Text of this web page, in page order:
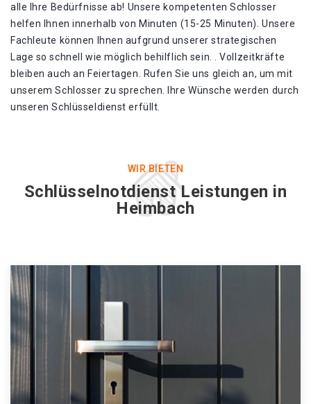
alle Ihre Bedürfnisse ab! Unsere kompetenten Schlosser
helfen Ihnen innerhalb von Minuten (15-25 Minuten). Unsere
Fachleute können Ihnen aufgrund unserer strategischen
Lage so schnell wie möglich behilflich sein. . Vollzeitkräfte
bleiben auch an Feiertagen. Rufen Sie uns gleich an, um mit
unserem Schlosser zu sprechen. Ihre Wünsche werden durch
unseren Schlüsseldienst erfüllt.
WIR BIETEN
Schlüsselnotdienst Leistungen in
Heimbach